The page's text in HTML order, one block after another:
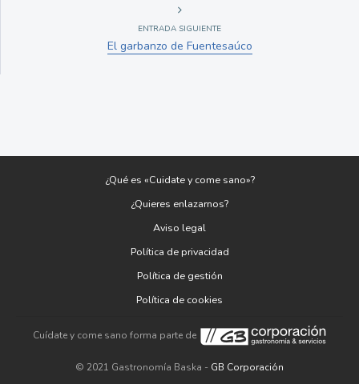
ENTRADA SIGUIENTE
El garbanzo de Fuentesaúco
¿Qué es «Cuidate y come sano»?
¿Quieres enlazarnos?
Aviso legal
Política de privacidad
Política de gestión
Política de cookies
Cuídate y come sano forma parte de
© 2021 Gastronomía Baska - GB Corporación